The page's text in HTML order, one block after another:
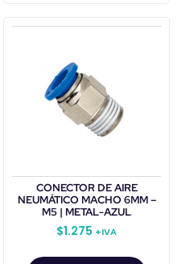
CONECTOR DE AIRE
NEUMÁTICO MACHO 6MM –
M5 | METAL-AZUL
$1.275 +IVA